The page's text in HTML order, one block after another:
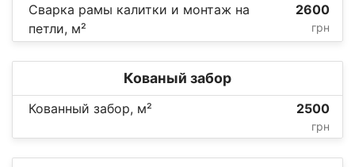
Сварка рамы калитки и монтаж на
петли, м²
2600
грн
Кованый забор
Кованный забор, м² 2500
грн